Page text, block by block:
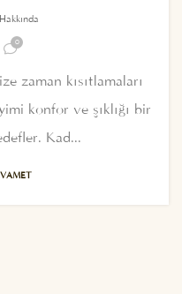
0
zaman kısıtlamaları
konfor ve şıklığı bir
Kad...